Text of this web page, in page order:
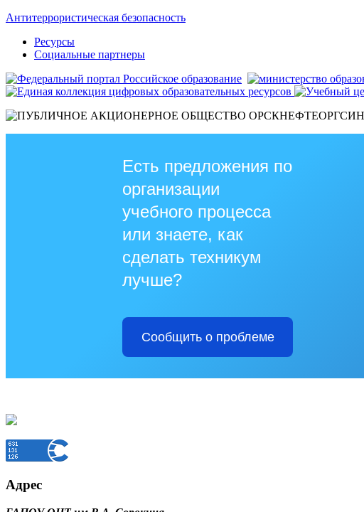
Антитеррористическая безопасность
Ресурсы
Социальные партнеры
Есть предложения по
организации
учебного процесса
или знаете, как
сделать техникум
лучше?
Сообщить о проблеме
Адрес